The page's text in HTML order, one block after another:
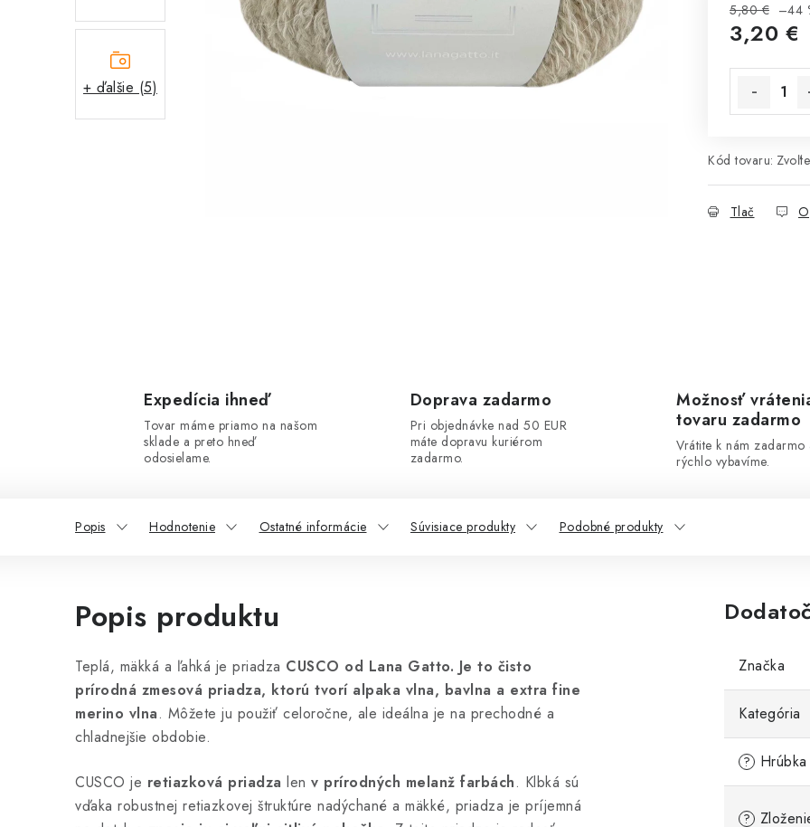
+ ďalšie (5)
5,80 € –44
3,20 €
Kód tovaru:
Tlač
Expedícia ihneď
Tovar máme priamo na našom
sklade a preto hneď
odosielame.
Doprava zadarmo
Pri objednávke nad 50 EUR
máte dopravu kuriérom
zadarmo.
Možnosť
tovaru zadarmo
Vrátite k nám zadarmo
rýchlo vybavíme.
Popis Hodnotenie Ostatné informácie Súvisiace produkty Podobné produkty
Popis produktu
Teplá, mäkká a ľahká je priadza CUSCO od Lana Gatto. Je to čisto
prírodná zmesová priadza, ktorú tvorí alpaka vlna, bavlna a extra fine
merino vlna. Môžete ju použiť celoročne, ale ideálna je na prechodné a
chladnejšie obdobie.
CUSCO je retiazková priadza len v prírodných melanž farbách. Klbká sú
vďaka robustnej retiazkovej štruktúre nadýchané a mäkké, priadza je príjemná
Značka
Kategória
?
?